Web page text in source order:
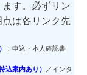
す。必ずリン
は各リンク先
：申込・本人確認書
込案内あり）
／インタ